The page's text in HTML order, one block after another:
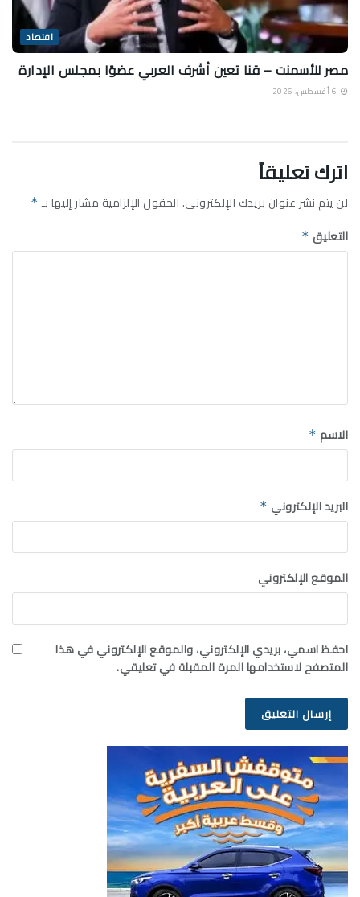
اقتصاد
مصر للأسمنت – قنا تعين أشرف العربي عضوًا بمجلس الإدارة
اترك تعليقاً
لن يتم نشر عنوان بريدك الإلكتروني.الحقول الإلزامية مشار إليها بـ *
التعليق *
الاسم *
البريد الإلكتروني *
الموقع الإلكتروني
احفظ اسمي، بريدي الإلكتروني، والموقع الإلكتروني في هذا
المتصفح لاستخدامها المرة المقبلة في تعليقي.